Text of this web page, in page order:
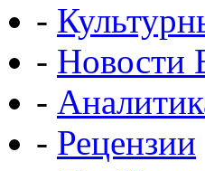
-
- Новости
-
- Рецензии